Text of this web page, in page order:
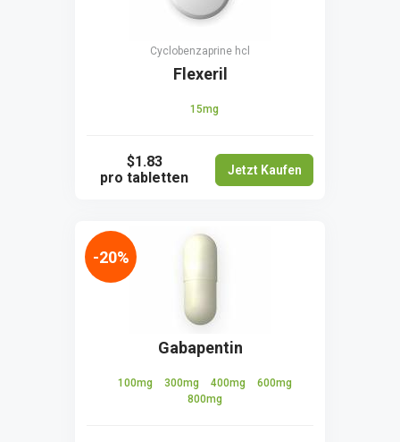
Сyclobenzaprine hcl
Flexeril
15mg
$1.83
pro tabletten
Jetzt Kaufen
Gabapentin
100mg 300mg 400mg
600mg
800mg
-20%